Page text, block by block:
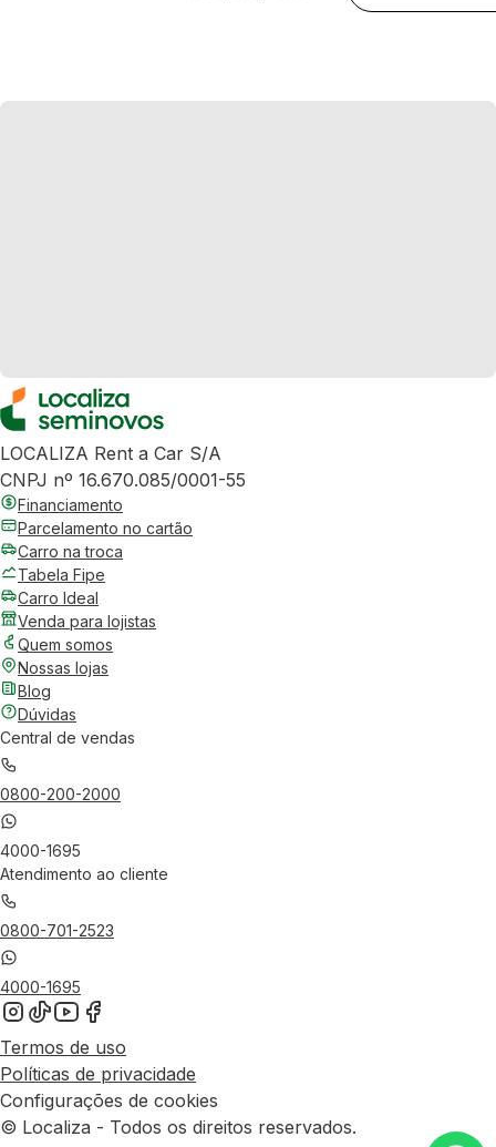
LOCALIZA Rent a Car S/A
CNPJ nº 16.670.085/0001-55
Financiamento
Parcelamento no cartão
Carro na troca
Tabela Fipe
Carro Ideal
Venda para lojistas
Quem somos
Nossas lojas
Blog
Dúvidas
Central de vendas
0800-200-2000
4000-1695
Atendimento ao cliente
0800-701-2523
4000-1695
Termos de uso
Políticas de privacidade
Configurações de cookies
© Localiza - Todos os direitos reservados.